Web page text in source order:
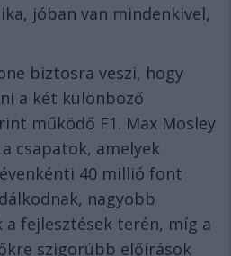
jóban van mindenkivel,
biztosra veszi, hogy
a két különböző
működő F1. Max Mosley
csapatok, amelyek
40 millió font
nagyobb
a fejlesztések terén, míg a
szigorúbb előírások